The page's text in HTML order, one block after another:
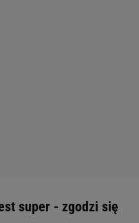
super - zgodzi się